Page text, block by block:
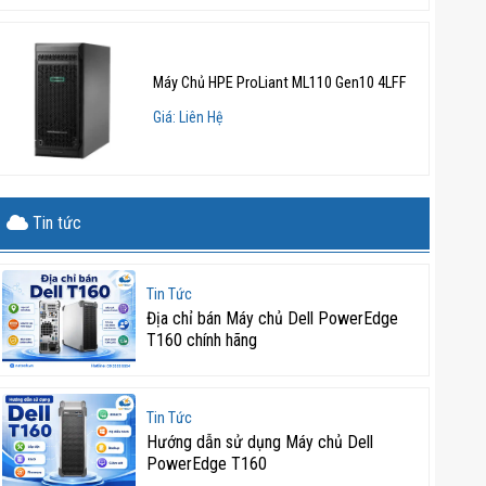
Máy Chủ HPE ProLiant ML110 Gen10 4LFF
Giá: Liên Hệ
Tin tức
Tin Tức
Địa chỉ bán Máy chủ Dell PowerEdge
T160 chính hãng
Tin Tức
Hướng dẫn sử dụng Máy chủ Dell
PowerEdge T160